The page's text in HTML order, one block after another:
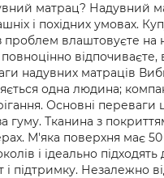
матрац? Надувний
і похідних умовах.
влаштовуєте на
надувних матраців
одна людина;
Основні
Тканина з
М'яка поверхня має
і ідеально
підтримку. Незалежно